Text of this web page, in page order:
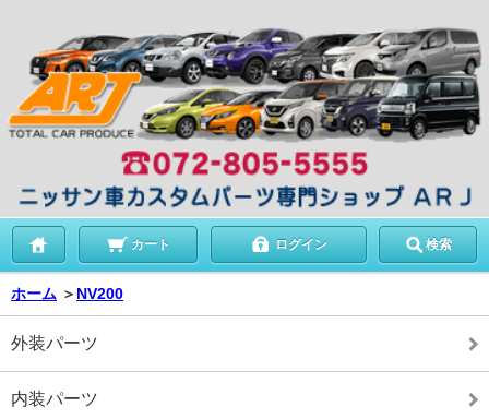
カート ログイン 検索
ホーム ＞ NV200
外装パーツ
内装パーツ